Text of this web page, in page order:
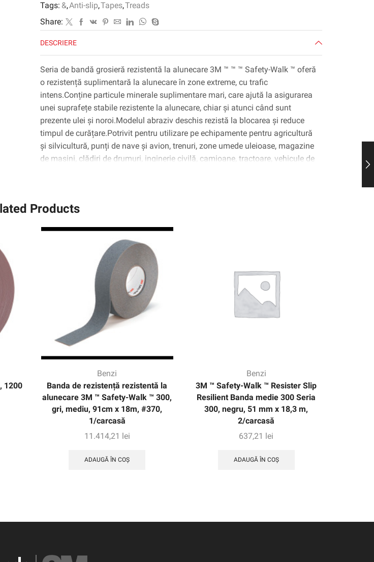
700,
negru,
1220
mm
x
18,30
m,
1/carcasă
Tags: &,Anti-slip,Tapes,Treads
Share:
DESCRIERE
Seria de bandă grosieră rezistentă la alunecare 3M ™ ™ ™ Safety-Walk ™ oferă
o rezistență suplimentară la alunecare în zone extreme, cu trafic
intens.Conține particule minerale suplimentare mari, care ajută la asigurarea
unei suprafețe stabile rezistente la alunecare, chiar și atunci când sunt
prezente ulei și noroi.Modelul abraziv deschis rezistă la blocarea și reduce
timpul de curățare.Potrivit pentru utilizare pe echipamente pentru agricultură
și silvicultură, punți de nave și avion, trenuri, zone umede uleioase, magazine
de mașini, clădiri de drumuri, inginerie civilă, camioane, tractoare, vehicule de
Products
1200
Benzi
Banda de rezistență rezistentă la
alunecare 3M ™ Safety-Walk ™ 300,
gri, mediu, 91cm x 18m, #370,
1/carcasă
11.414,21 lei
ADAUGĂ ÎN COȘ
Benzi
3M ™ Safety-Walk ™ Resister Slip
Resilient Banda medie 300 Seria
300, negru, 51 mm x 18,3 m,
2/carcasă
637,21 lei
ADAUGĂ ÎN COȘ